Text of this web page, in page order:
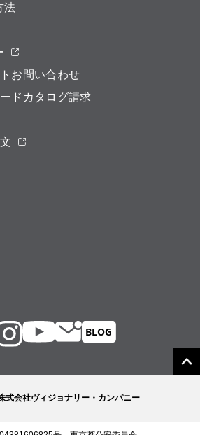
法
お問い合わせ
ドカタログ請求
式会社ヴィジョナリー・カンパニー